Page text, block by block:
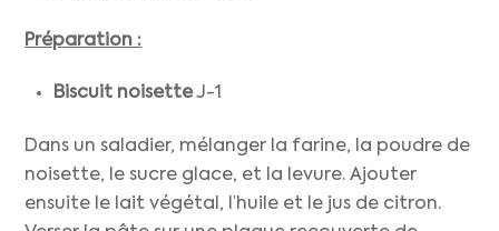
Préparation :
Biscuit noisetteJ-1
Dans un saladier, mélanger la farine, la poudre de
noisette, le sucre glace, et la levure. Ajouter
ensuite le lait végétal, l’huile et le jus de citron.